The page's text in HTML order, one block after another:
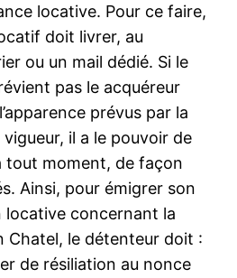
locative. Pour ce faire,
doit livrer, au
ou un mail dédié. Si le
pas le acquéreur
prévus par la
il a le pouvoir de
tout moment, de façon
Ainsi, pour émigrer son
concernant la
Chatel, le détenteur doit :
de résiliation au nonce